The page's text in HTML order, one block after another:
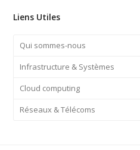
Liens Utiles
Qui sommes-nous
Infrastructure & Systèmes
Cloud computing
Réseaux & Télécoms